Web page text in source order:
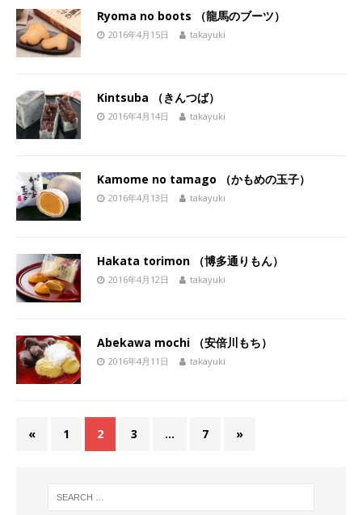
Ryoma no boots （龍馬のブーツ）
2016年4月15日 takayuki
Kintsuba （きんつば）
2016年4月14日 takayuki
Kamome no tamago （かもめの玉子）
2016年4月13日 takayuki
Hakata torimon （博多通りもん）
2016年4月12日 takayuki
Abekawa mochi （安倍川もち）
2016年4月11日 takayuki
« 1 2 3 … 7 »